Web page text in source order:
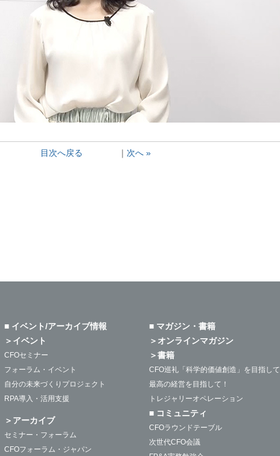
｜ 次へ »
目次へ戻る
■ イベント/アーカイブ情報
＞イベント
CFOセミナー
フォーラム・イベント
自分の未来づくりプロジェクト
RPA導入・活用支援
＞アーカイブ
セミナー・フォーラム
CFOフォーラム・ジャパン
■ マガジン・書籍
＞オンラインマガジン
＞書籍
CFO巡礼「科学的価値創造」を目指して
最高の経営を目指して！
トレジャリーオペレーション
■ コミュニティ
CFOラウンドテーブル
次世代CFO会議